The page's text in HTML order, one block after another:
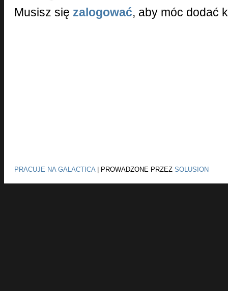
Musisz się zalogować, aby móc dodać
PRACUJE NA GALACTICA| PROWADZONE PRZEZ SOLUSION